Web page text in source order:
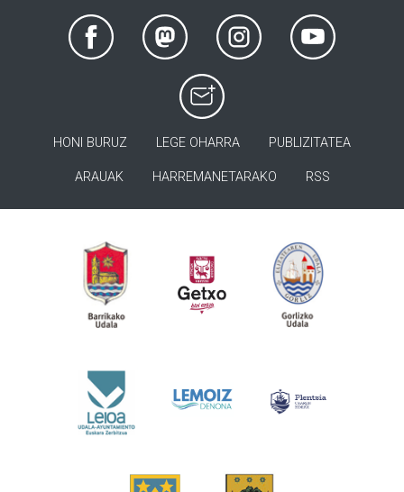
HONI BURUZ LEGE OHARRA PUBLIZITATEA
ARAUAK HARREMANETARAKO RSS